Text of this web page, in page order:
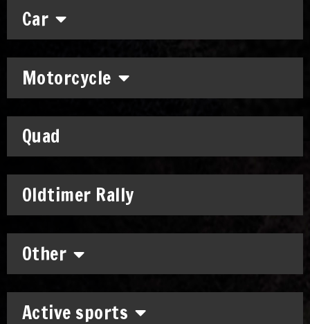
Car
Motorcycle
Quad
Oldtimer Rally
Other
Active sports